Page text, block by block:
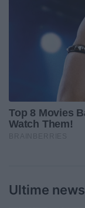
Ultime news